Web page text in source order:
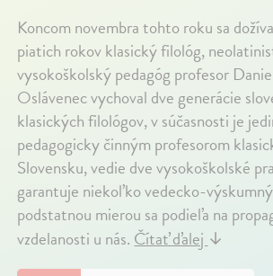
Koncom novembra tohto roku sa
piatich rokov klasický filológ,
vysokoškolský pedagóg profesor
Oslávenec vychoval dve generácie
klasických filológov, v súčasnosti je
pedagogicky činným profesorom
Slovensku, vedie dve vysokoškolské
garantuje niekoľko vedecko-
podstatnou mierou sa podieľa na
vzdelanosti u nás. Čítať ďalej ↓